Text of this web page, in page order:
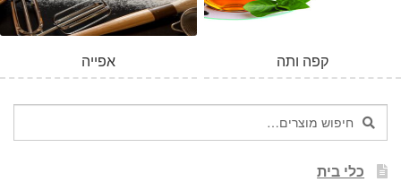
אפייה קפה ותה
חיפוש
עבור:
חיפוש
כלי בית